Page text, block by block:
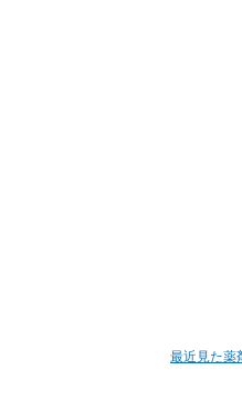
最近見た薬